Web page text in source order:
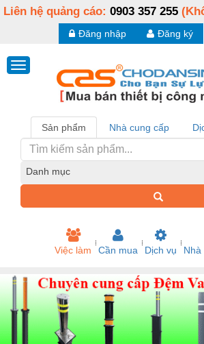
Liên hệ quảng cáo: 0903 357 255
Đăng ký
Đăng nhập
Sản phẩm Nhà cung cấp
Danh mục
Việc làm Cần mua Dịch vụ Nhà